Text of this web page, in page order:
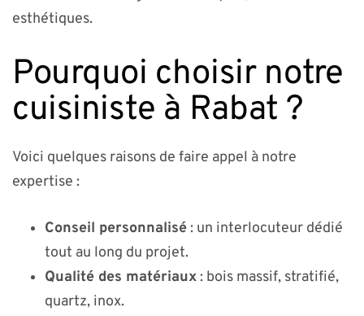
esthétiques.
Pourquoi choisir notre
cuisiniste à Rabat ?
Voici quelques raisons de faire appel à notre
expertise :
Conseil personnalisé: un interlocuteur dédié
tout au long du projet.
Qualité des matériaux: bois massif, stratifié,
quartz, inox.